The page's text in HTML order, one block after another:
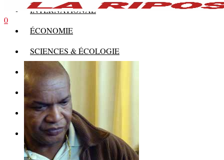
INTERNATIONAL
ÉCONOMIE
SCIENCES & ÉCOLOGIE
HISTOIRE
THÉORIE
CULTURE
MULTIMÉDIAS
0